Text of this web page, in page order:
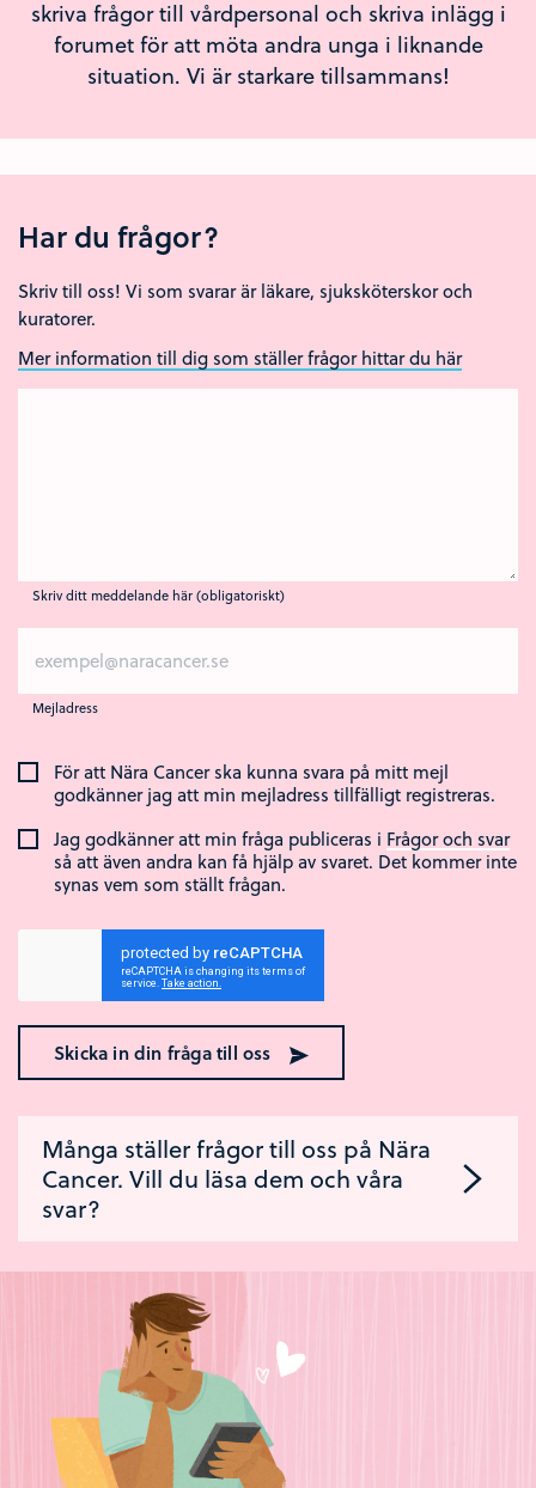
skriva frågor till vårdpersonal och skriva inlägg i
forumet för att möta andra unga i liknande
situation. Vi är starkare tillsammans!
Har du frågor?
Skriv till oss! Vi som svarar är läkare, sjuksköterskor och
kuratorer.
Mer information till dig som ställer frågor hittar du här
Skriv ditt meddelande här (obligatoriskt)
Mejladress
För att Nära Cancer ska kunna svara på mitt mejl
godkänner jag att min mejladress tillfälligt registreras.
Jag godkänner att min fråga publiceras i Frågor och svar
så att även andra kan få hjälp av svaret. Det kommer inte
synas vem som ställt frågan.
Skicka in din fråga till oss
Många ställer frågor till oss på Nära
Cancer. Vill du läsa dem och våra
svar?